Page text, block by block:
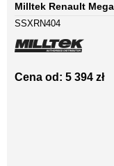
Milltek Renault
SSXRN404
Cena od: 5 394 zł